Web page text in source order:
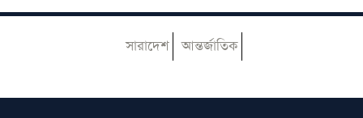
হেজবুত তাওহীদ কেন ভ্রান্ত, কী তাদের আকিদা
সারাদেশ আন্তর্জাতিক